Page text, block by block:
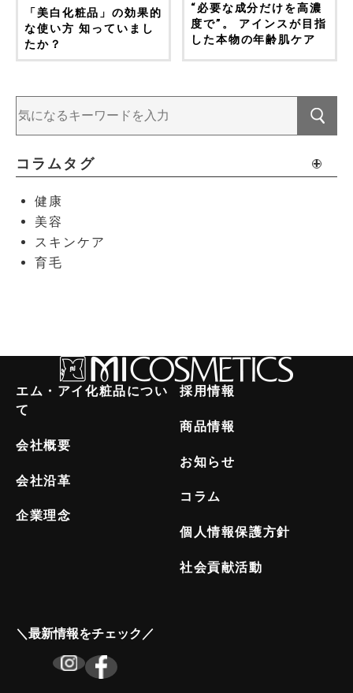
「美白化粧品」の効果的
な使い方 知っていまし
たか？
“必要な成分だけを高濃
度で”。 アインスが目指
した本物の年齢肌ケア
コラムタグ
健康
美容
スキンケア
育毛
エム・アイ化粧品につい
て
会社概要
会社沿革
企業理念
採用情報
商品情報
お知らせ
コラム
個人情報保護方針
社会貢献活動
＼最新情報をチェック／